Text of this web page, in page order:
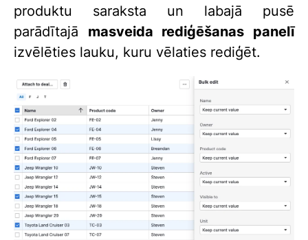
produktu saraksta un labajā pusē
parādītajā masveida rediģēšanas panelī
izvēlēties lauku, kuru vēlaties rediģēt.